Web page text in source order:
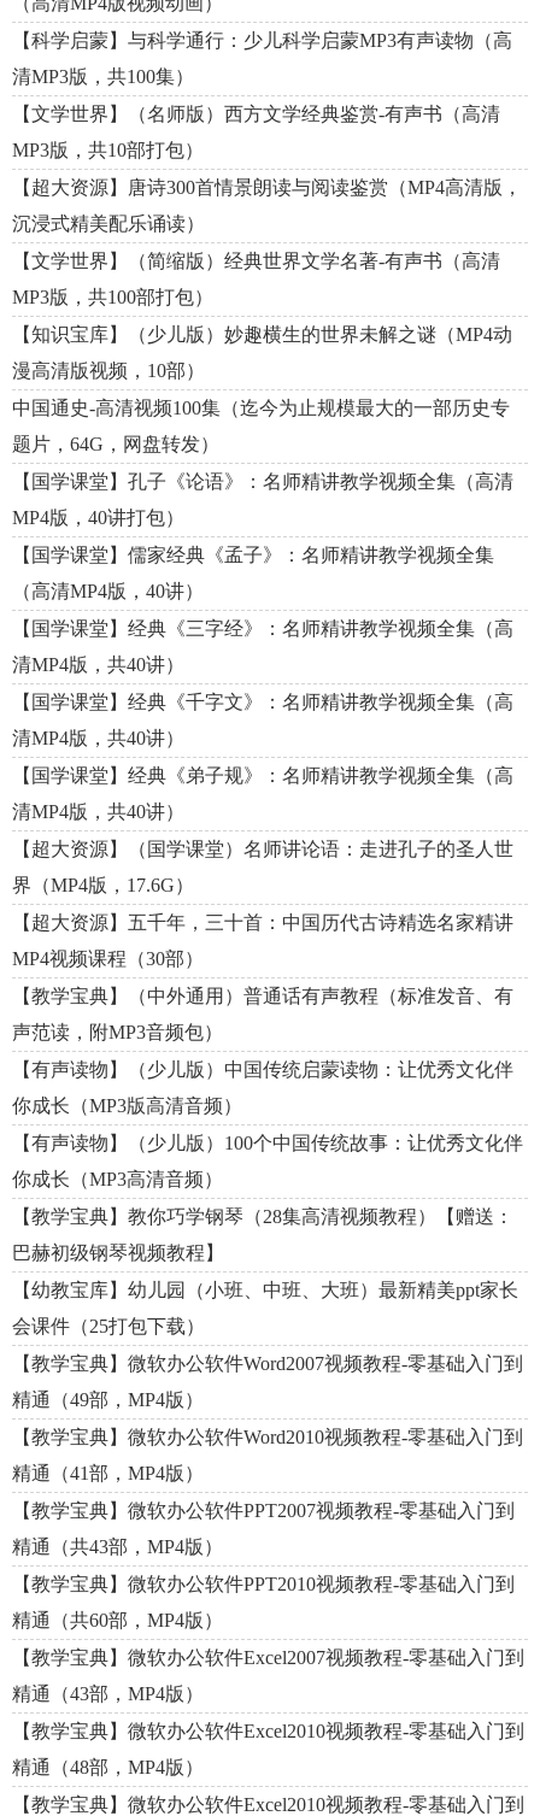
【科学启蒙】与科学通行：少儿科学启蒙MP3有声读物（高
清MP3版，共100集）
【文学世界】（名师版）西方文学经典鉴赏-有声书（高清
MP3版，共10部打包）
【超大资源】唐诗300首情景朗读与阅读鉴赏（MP4高清版，
沉浸式精美配乐诵读）
【文学世界】（简缩版）经典世界文学名著-有声书（高清
MP3版，共100部打包）
【知识宝库】（少儿版）妙趣横生的世界未解之谜（MP4动
漫高清版视频，10部）
中国通史-高清视频100集（迄今为止规模最大的一部历史专
题片，64G，网盘转发）
【国学课堂】孔子《论语》：名师精讲教学视频全集（高清
MP4版，40讲打包）
【国学课堂】儒家经典《孟子》：名师精讲教学视频全集
（高清MP4版，40讲）
【国学课堂】经典《三字经》：名师精讲教学视频全集（高
清MP4版，共40讲）
【国学课堂】经典《千字文》：名师精讲教学视频全集（高
清MP4版，共40讲）
【国学课堂】经典《弟子规》：名师精讲教学视频全集（高
清MP4版，共40讲）
【超大资源】（国学课堂）名师讲论语：走进孔子的圣人世
界（MP4版，17.6G）
【超大资源】五千年，三十首：中国历代古诗精选名家精讲
MP4视频课程（30部）
【教学宝典】（中外通用）普通话有声教程（标准发音、有
声范读，附MP3音频包）
【有声读物】（少儿版）中国传统启蒙读物：让优秀文化伴
你成长（MP3版高清音频）
【有声读物】（少儿版）100个中国传统故事：让优秀文化伴
你成长（MP3高清音频）
【教学宝典】教你巧学钢琴（28集高清视频教程）【赠送：
巴赫初级钢琴视频教程】
【幼教宝库】幼儿园（小班、中班、大班）最新精美ppt家长
会课件（25打包下载）
【教学宝典】微软办公软件Word2007视频教程-零基础入门到
精通（49部，MP4版）
【教学宝典】微软办公软件Word2010视频教程-零基础入门到
精通（41部，MP4版）
【教学宝典】微软办公软件PPT2007视频教程-零基础入门到
精通（共43部，MP4版）
【教学宝典】微软办公软件PPT2010视频教程-零基础入门到
精通（共60部，MP4版）
【教学宝典】微软办公软件Excel2007视频教程-零基础入门到
精通（43部，MP4版）
【教学宝典】微软办公软件Excel2010视频教程-零基础入门到
精通（48部，MP4版）
【教学宝典】微软办公软件Excel2010视频教程-零基础入门到